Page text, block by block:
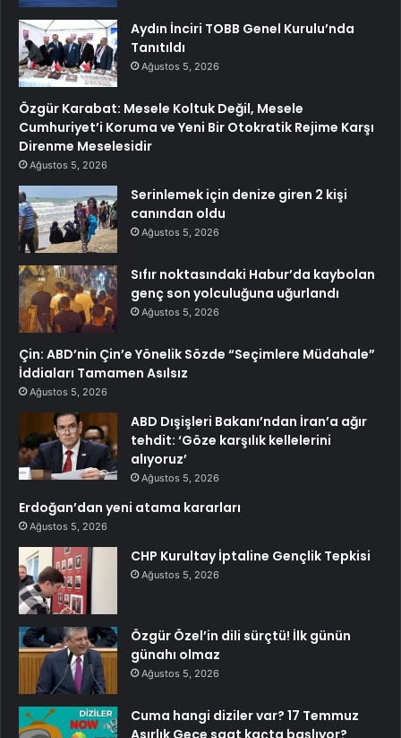
Aydın İnciri TOBB Genel Kurulu’nda
Tanıtıldı
Ağustos 5, 2026
Özgür Karabat: Mesele Koltuk Değil, Mesele
Cumhuriyet’i Koruma ve Yeni Bir Otokratik Rejime Karşı
Direnme Meselesidir
Ağustos 5, 2026
Serinlemek için denize giren 2 kişi
canından oldu
Ağustos 5, 2026
Sıfır noktasındaki Habur’da kaybolan
genç son yolculuğuna uğurlandı
Ağustos 5, 2026
Çin: ABD’nin Çin’e Yönelik Sözde “Seçimlere Müdahale”
İddiaları Tamamen Asılsız
Ağustos 5, 2026
ABD Dışişleri Bakanı’ndan İran’a ağır
tehdit: ‘Göze karşılık kellelerini
alıyoruz’
Ağustos 5, 2026
Erdoğan’dan yeni atama kararları
Ağustos 5, 2026
CHP Kurultay İptaline Gençlik Tepkisi
Ağustos 5, 2026
Özgür Özel’in dili sürçtü! İlk günün
günahı olmaz
Ağustos 5, 2026
Cuma hangi diziler var? 17 Temmuz
Asırlık Gece saat kaçta başlıyor?